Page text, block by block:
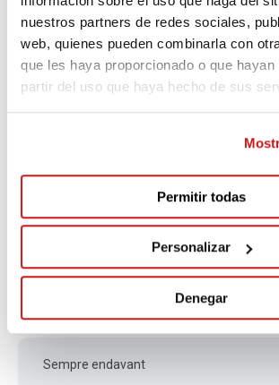
nuestros partners de redes sociales,
web, quienes pueden combinarla con
que les haya proporcionado o que hayan
partir del uso que haya hecho de sus
Permitir todas
Personalizar
Denegar
Molta força Santi! tu pots amb tot. Anna
Sempre endavant